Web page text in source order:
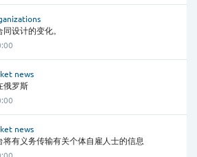
设计的变化。
news
俄罗斯
news
有义务传输有关个体自雇人士的信息